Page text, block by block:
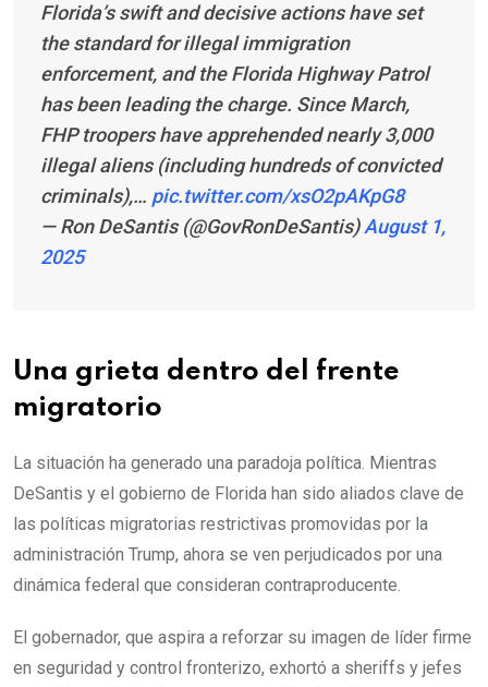
Florida’s swift and decisive actions have set
the standard for illegal immigration
enforcement, and the Florida Highway Patrol
has been leading the charge. Since March,
FHP troopers have apprehended nearly 3,000
illegal aliens (including hundreds of convicted
criminals),… pic.twitter.com/xsO2pAKpG8
— Ron DeSantis (@GovRonDeSantis)August 1,
2025
Una grieta dentro del frente
migratorio
La situación ha generado una paradoja política. Mientras
DeSantis y el gobierno de Florida han sido aliados clave de
las políticas migratorias restrictivas promovidas por la
administración Trump, ahora se ven perjudicados por una
dinámica federal que consideran contraproducente.
El gobernador, que aspira a reforzar su imagen de líder firme
en seguridad y control fronterizo, exhortó a sheriffs y jefes